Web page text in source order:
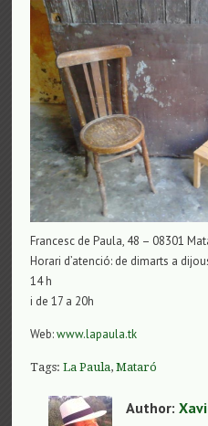
Francesc de Paula, 48 – 08301
Horari d’atenció: de dimarts a
14 h
i de 17 a 20h
Web:www.lapaula.tk
Tags:La Paula,Mataró
Author: